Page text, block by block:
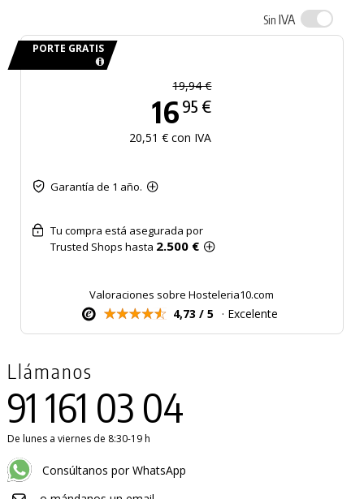
Sin IVA
PORTE GRATIS
19,94 €
16 95 €
20,51 € con IVA
Garantía de 1 año.
Tu compra está asegurada por
Trusted Shops hasta 2.500 €
Valoraciones sobre Hosteleria10.com
4,73 / 5 · Excelente
Llámanos
91 161 03 04
De lunes a viernes de 8:30-19 h
Consúltanos por WhatsApp